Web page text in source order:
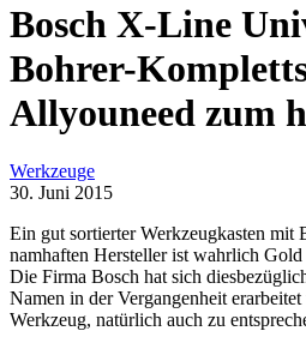
Bosch X-Line
Bohrer-
Allyouneed zum
Werkzeuge
30. Juni 2015
Ein gut sortierter Werkzeugkasten mit
namhaften Hersteller ist wahrlich
Die Firma Bosch hat sich
Namen in der Vergangenheit
Werkzeug, natürlich auch zu